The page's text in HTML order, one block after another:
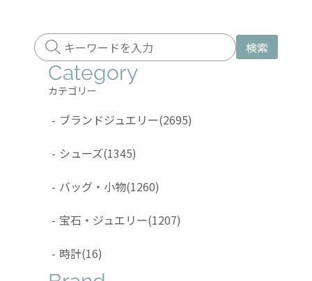
検索
Category
カテゴリー
- ブランドジュエリー(2695)
- シューズ(1345)
- バッグ・小物(1260)
- 宝石・ジュエリー(1207)
- 時計(16)